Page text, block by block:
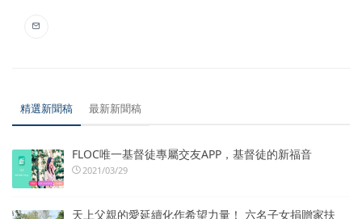
精選新聞稿 最新新聞稿
FLOC唯一基督徒專屬交友APP，基督徒的新福音
2021/03/29
天上父親的愛延續化作希望力量！ 六名子女捐贈家扶